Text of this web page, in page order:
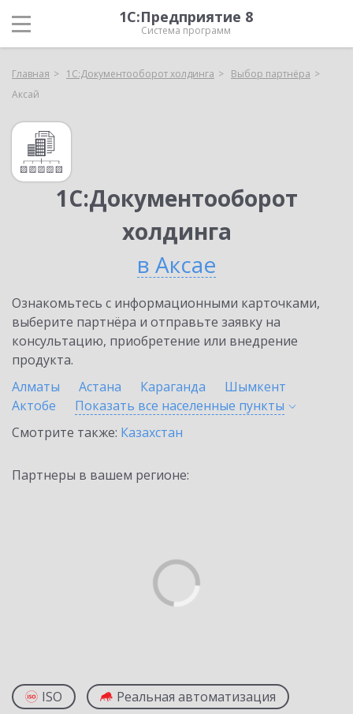
1С:Предприятие 8
Система программ
Главная 1С:Документооборот холдинга
Выбор партнёра
Аксай
1С:Документооборот
холдинга
в Аксае
Ознакомьтесь с информационными карточками,
выберите партнёра и отправьте заявку на
консультацию, приобретение или внедрение
продукта.
Алматы
Астана Караганда
Шымкент
Актобе
Показать все населенные пункты
Смотрите также: Казахстан
Партнеры в вашем регионе:
ISO Реальная автоматизация